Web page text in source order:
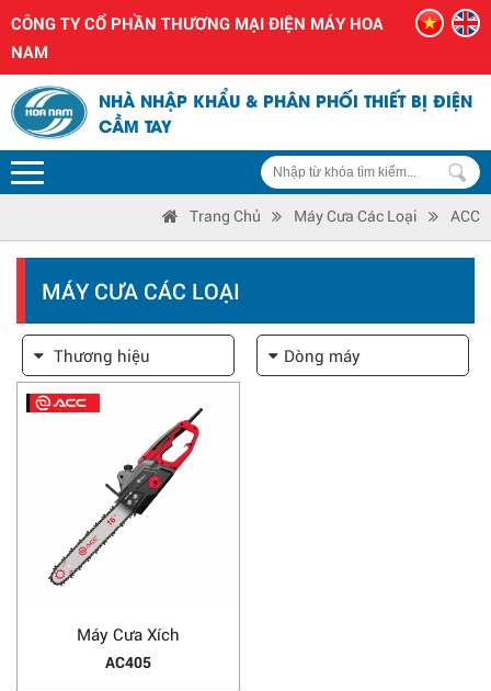
CÔNG TY CỔ PHẦN THƯƠNG MẠI ĐIỆN MÁY HOA
NAM
NHÀ NHẬP KHẨU & PHÂN PHỐI THIẾT BỊ ĐIỆN
CẦM TAY
Trang Chủ Máy Cưa Các Loại ACC
MÁY CƯA CÁC LOẠI
Thương hiệu Dòng máy
Máy Cưa Xích
AC405